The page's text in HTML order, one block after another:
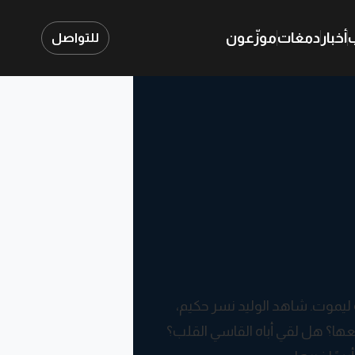
أخبار دمغاتموزّعون للتواصل
شاهد الوليد نسر حكيم،
هل لقي أباه القاسي القلب؟